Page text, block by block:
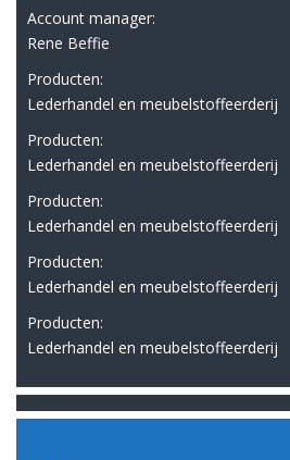
Account manager:
Rene Beffie
Producten:
Lederhandel en meubelstoffeerderij
Producten:
Lederhandel en meubelstoffeerderij
Producten:
Lederhandel en meubelstoffeerderij
Producten:
Lederhandel en meubelstoffeerderij
Producten:
Lederhandel en meubelstoffeerderij